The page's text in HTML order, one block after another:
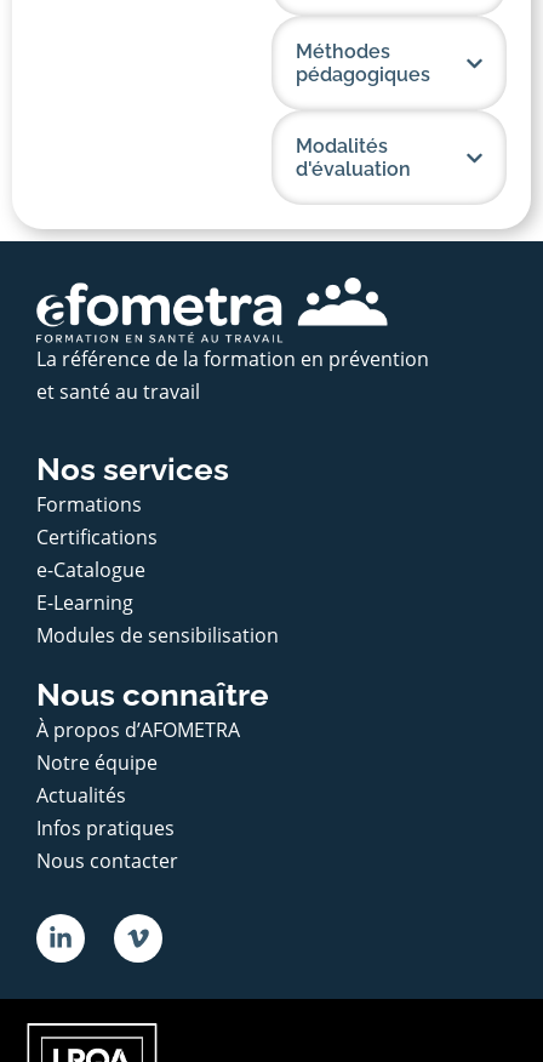
Méthodes
pédagogiques
Modalités
d'évaluation
La référence de la formation en prévention
et santé au travail
Nos services
Formations
Certifications
e-Catalogue
E-Learning
Modules de sensibilisation
Nous connaître
À propos d’AFOMETRA
Notre équipe
Actualités
Infos pratiques
Nous contacter